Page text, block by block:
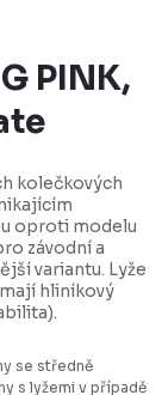
PINK,
kolečkových
oproti modelu
závodní a
variantu. Lyže
hliníkový
se středně
s lyžemi v případě